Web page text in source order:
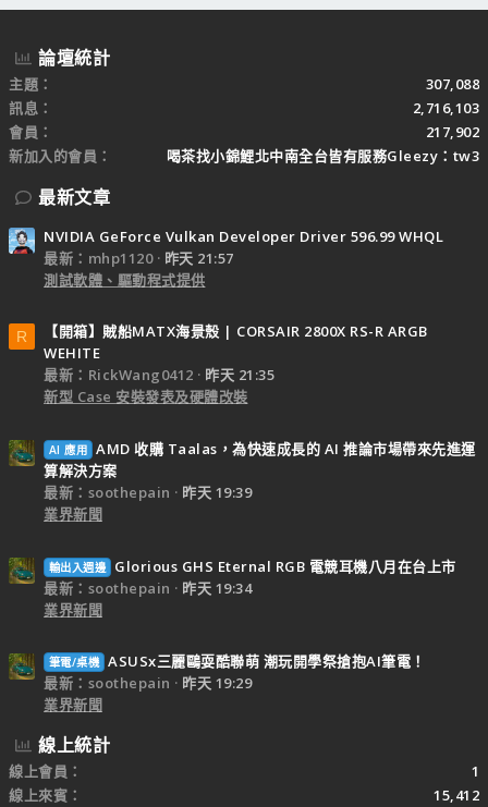
論壇統計
主題
307,088
訊息
2,716,103
會員
217,902
新加入的會員
喝茶找小錦鯉北中南全台皆有服務Gleezy：tw3
最新文章
NVIDIA GeForce Vulkan Developer Driver 596.99 WHQL
最新：mhp1120
昨天 21:57
測試軟體、驅動程式提供
R
【開箱】賊船MATX海景殼 | CORSAIR 2800X RS-R ARGB
WEHITE
最新：RickWang0412
昨天 21:35
新型 Case 安裝發表及硬體改裝
AI 應用 AMD 收購 Taalas，為快速成長的 AI 推論市場帶來先進運
算解決方案
最新：soothepain
昨天 19:39
業界新聞
輸出入週邊
Glorious GHS Eternal RGB 電競耳機八月在台上市
最新：soothepain
昨天 19:34
業界新聞
筆電/桌機 ASUSx三麗鷗耍酷聯萌 潮玩開學祭搶抱AI筆電！
最新：soothepain
昨天 19:29
業界新聞
線上統計
線上會員
1
線上來賓
15,412